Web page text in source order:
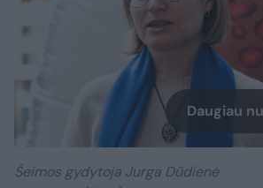
Daugiau
Šeimos gydytoja Jurga Dūdienė